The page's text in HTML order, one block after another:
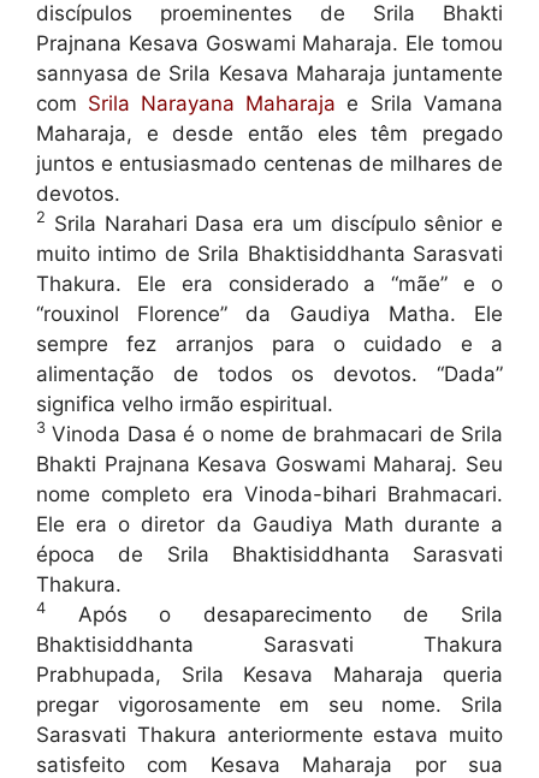
discípulos proeminentes de Srila Bhakti
Prajnana Kesava Goswami Maharaja. Ele tomou
sannyasa de Srila Kesava Maharaja juntamente
com Srila Narayana Maharaja e Srila Vamana
Maharaja, e desde então eles têm pregado
juntos e entusiasmado centenas de milhares de
devotos.
2 Srila Narahari Dasa era um discípulo sênior e
muito intimo de Srila Bhaktisiddhanta Sarasvati
Thakura. Ele era considerado a “mãe” e o
“rouxinol Florence” da Gaudiya Matha. Ele
sempre fez arranjos para o cuidado e a
alimentação de todos os devotos. “Dada”
significa velho irmão espiritual.
3 Vinoda Dasa é o nome de brahmacari de Srila
Bhakti Prajnana Kesava Goswami Maharaj. Seu
nome completo era Vinoda-bihari Brahmacari.
Ele era o diretor da Gaudiya Math durante a
época de Srila Bhaktisiddhanta Sarasvati
Thakura.
4
Após o desaparecimento de Srila
Bhaktisiddhanta Sarasvati Thakura
Prabhupada, Srila Kesava Maharaja queria
pregar vigorosamente em seu nome. Srila
Sarasvati Thakura anteriormente estava muito
satisfeito com Kesava Maharaja por sua